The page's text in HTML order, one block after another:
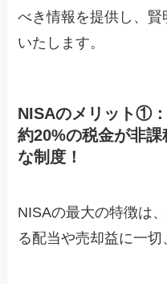
べき情報を提供し、
いたします。
NISAのメリット①
約20%の税金が非
な制度！
NISAの最大の特徴は
る配当や売却益に一切